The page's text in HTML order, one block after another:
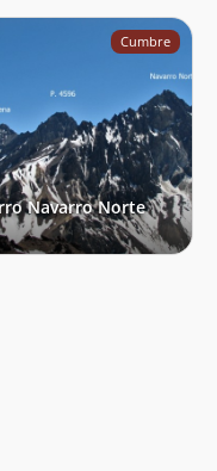
Cumbre
Navarro Norte